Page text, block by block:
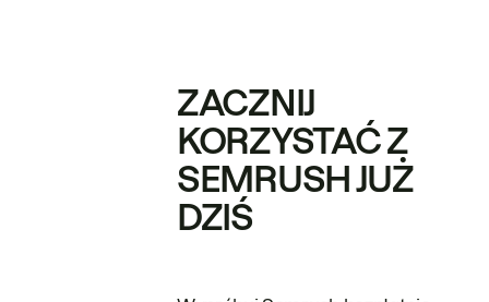
ZACZNIJ
KORZYSTAĆ Z
SEMRUSH JUŻ
DZIŚ